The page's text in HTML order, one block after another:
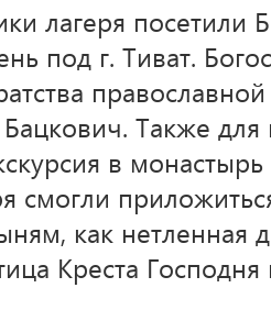
лагеря посетили
под г. Тиват.
Также
в
смогли
как нетленная
Креста